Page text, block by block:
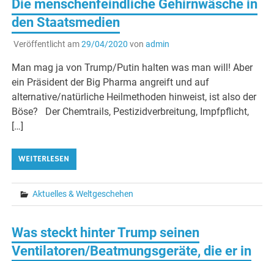
Die menschenfeindliche Gehirnwäsche in
den Staatsmedien
Veröffentlicht am29/04/2020 von admin
Man mag ja von Trump/Putin halten was man will! Aber
ein Präsident der Big Pharma angreift und auf
alternative/natürliche Heilmethoden hinweist, ist also der
Böse? Der Chemtrails, Pestizidverbreitung, Impfpflicht,
[…]
WEITERLESEN
Aktuelles & Weltgeschehen
Was steckt hinter Trump seinen
Ventilatoren/Beatmungsgeräte, die er in